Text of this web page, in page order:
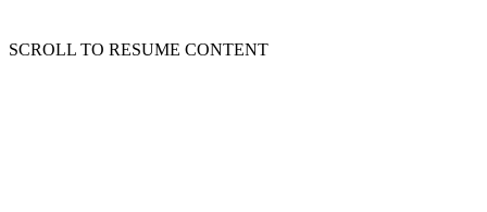
SCROLL TO RESUME CONTENT